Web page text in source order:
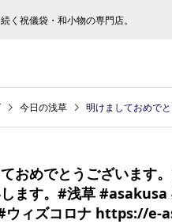
く祝儀袋・和小物の専門店。
今日の浅草 明けましておめでとうございます。 本年も宜しくお願いします。
おめでとうございます
します。#浅草
ィズコロナ https://e-